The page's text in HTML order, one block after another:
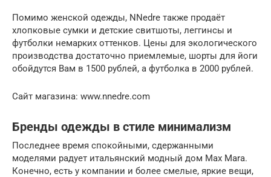
Помимо женской одежды, NNedre также продаёт
хлопковые сумки и детские свитшоты, леггинсы и
футболки немарких оттенков. Цены для экологического
производства достаточно приемлемые, шорты для йоги
обойдутся Вам в 1500 рублей, а футболка в 2000 рублей.
Сайт магазина: www.nnedre.com
Бренды одежды в стиле минимализм
Последнее время спокойными, сдержанными
моделями радует итальянский модный дом Max Mara.
Конечно, есть у компании и более смелые, яркие вещи,